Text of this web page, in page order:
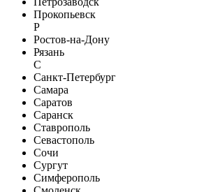
Прокопьевск
Р
Ростов-на-Дону
Рязань
С
Санкт-Петербург
Самара
Саратов
Саранск
Ставрополь
Севастополь
Сочи
Сургут
Симферополь